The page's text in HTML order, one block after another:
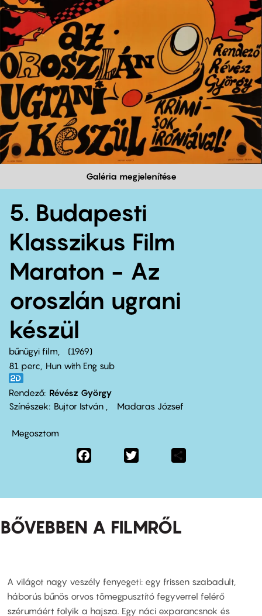
Galéria megjelenítése
5. Budapesti
Klasszikus Film
Maraton - Az
oroszlán ugrani
készül
bűnügyi film
1969
81 perc,
Hun with Eng sub
Rendező Révész György
Színészek
Bujtor István Madaras József
Megosztom
Facebook
BŐVEBBEN A FILMRŐL
A világot nagy veszély fenyegeti: egy frissen szabadult,
háborús bűnös orvos tömegpusztító fegyverrel felérő
szérumáért folyik a hajsza. Egy náci exparancsnok és